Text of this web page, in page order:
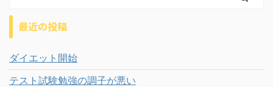
最近の投稿
ダイエット開始
テスト試験勉強の調子が悪い